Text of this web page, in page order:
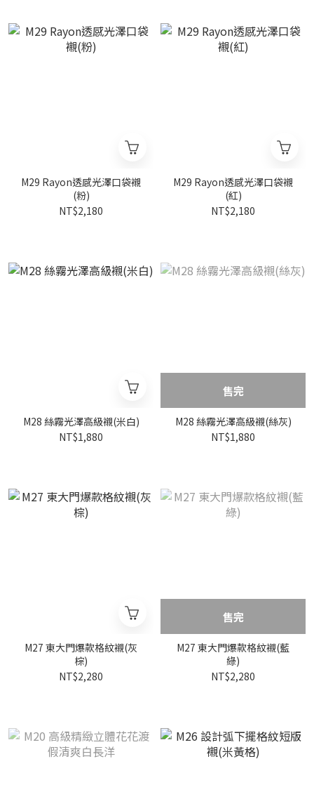
M29 Rayon透感光澤口袋襯
(粉)
NT$2,180
M29 Rayon透感光澤口袋襯
(紅)
NT$2,180
M28 絲霧光澤高級襯(米白)
NT$1,880
售完
M28 絲霧光澤高級襯(絲灰)
NT$1,880
M27 東大門爆款格紋襯(灰
棕)
NT$2,280
售完
M27 東大門爆款格紋襯(藍
綠)
NT$2,280